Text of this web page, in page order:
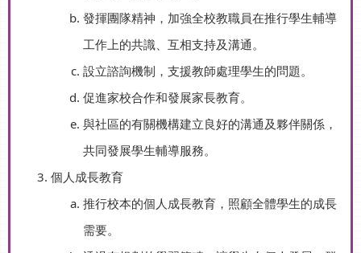
發揮團隊精神，加強全校教職員在推行學生輔導
工作上的共識、互相支持及溝通。
設立諮詢機制，支援教師處理學生的問題。
促進家校合作和發展家長教育。
與社區的有關機構建立良好的溝通及夥伴關係，
共同發展學生輔導服務。
個人成長教育
推行校本的個人成長教育，照顧全體學生的成長
需要。